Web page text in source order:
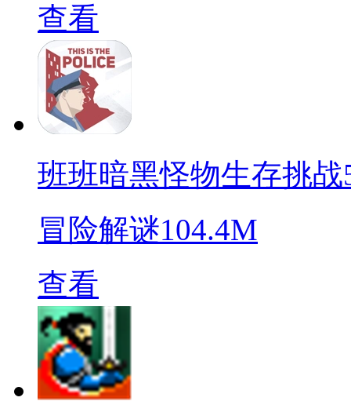
查看
班班暗黑怪物生存挑战
冒险解谜104.4M
查看